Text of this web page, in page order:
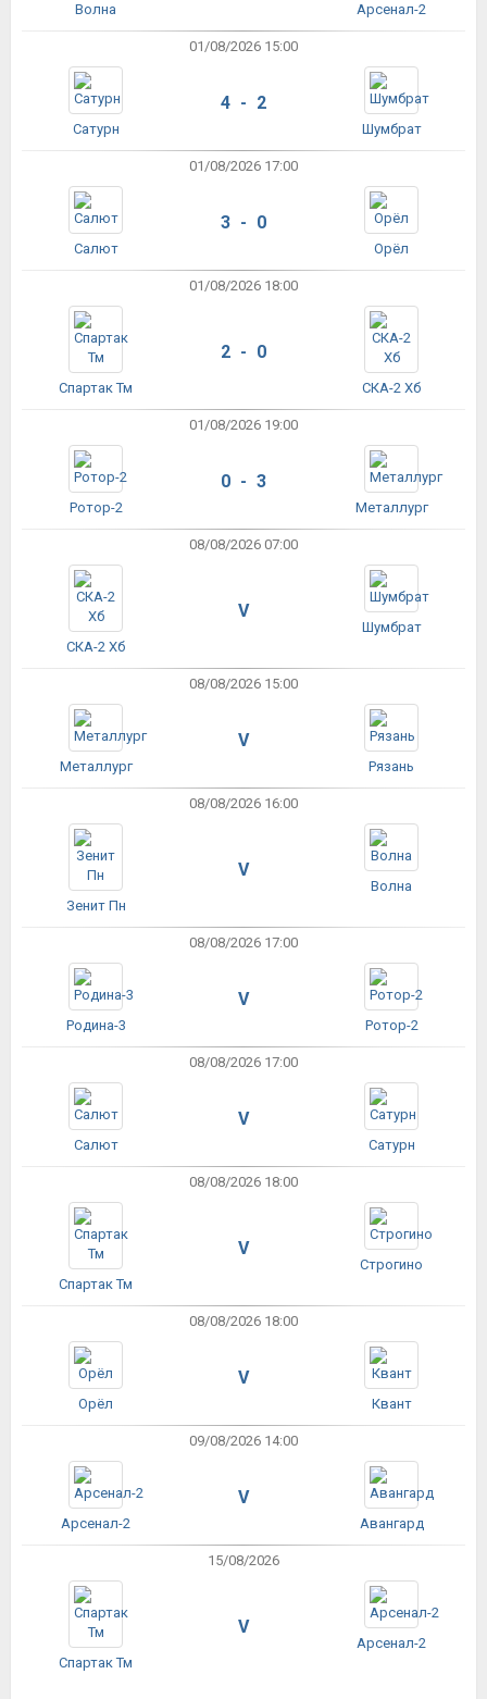
Волна Арсенал-2
01/08/2026 15:00
Сатурн
4 - 2
Шумбрат
01/08/2026 17:00
Салют
3 - 0
Орёл
01/08/2026 18:00
Спартак Тм
2 - 0
СКА-2 Хб
01/08/2026 19:00
Ротор-2
0 - 3
Металлург
08/08/2026 07:00
СКА-2 Хб
V
Шумбрат
08/08/2026 15:00
Металлург
V
Рязань
08/08/2026 16:00
Зенит Пн
V
Волна
08/08/2026 17:00
Родина-3
V
Ротор-2
08/08/2026 17:00
Салют
V
Сатурн
08/08/2026 18:00
Спартак Тм
V
Строгино
08/08/2026 18:00
Орёл
V
Квант
09/08/2026 14:00
Арсенал-2
V
Авангард
15/08/2026
Спартак Тм
V
Арсенал-2